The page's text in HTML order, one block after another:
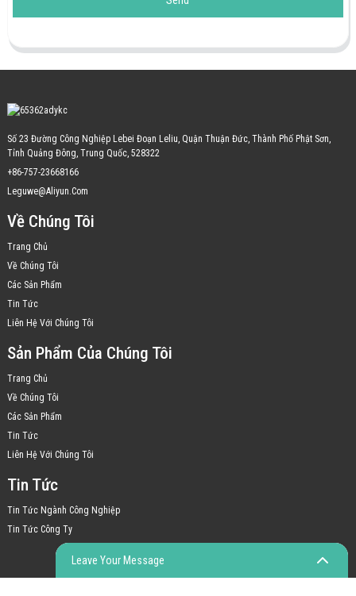
Số 23 Đường Công Nghiệp Lebei Đoạn Leliu, Quận Thuận Đức, Thành Phố Phật Sơn,
Tỉnh Quảng Đông, Trung Quốc, 528322
+86-757-23668166
Leguwe@aliyun.com
Về Chúng Tôi
Trang Chủ
Về Chúng Tôi
Các Sản Phẩm
Tin Tức
Liên Hệ Với Chúng Tôi
Sản Phẩm Của Chúng Tôi
Trang Chủ
Về Chúng Tôi
Các Sản Phẩm
Tin Tức
Liên Hệ Với Chúng Tôi
Tin Tức
Tin Tức Ngành Công Nghiệp
Tin Tức Công Ty
Leave Your Message